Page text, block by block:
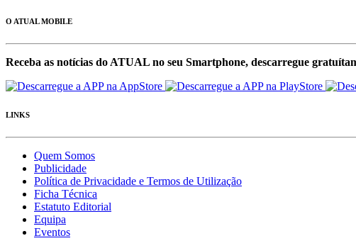
O ATUAL MOBILE
Receba as notícias do ATUAL no seu Smartphone, descarregue
LINKS
Quem Somos
Publicidade
Política de Privacidade e Termos de Utilização
Ficha Técnica
Estatuto Editorial
Equipa
Eventos